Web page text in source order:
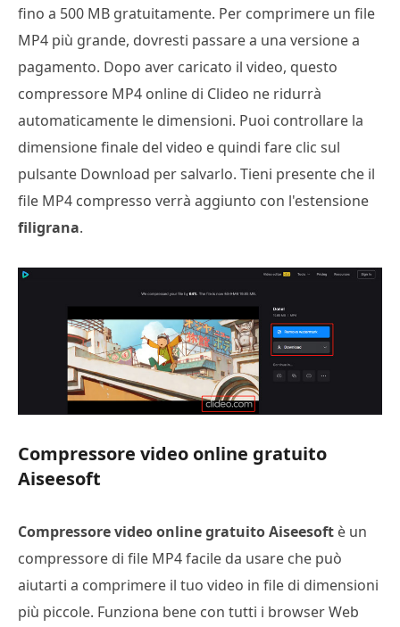
fino a 500 MB gratuitamente. Per comprimere un file
MP4 più grande, dovresti passare a una versione a
pagamento. Dopo aver caricato il video, questo
compressore MP4 online di Clideo ne ridurrà
automaticamente le dimensioni. Puoi controllare la
dimensione finale del video e quindi fare clic sul
pulsante Download per salvarlo. Tieni presente che il
file MP4 compresso verrà aggiunto con l'estensione
filigrana.
Compressore video online gratuito
Aiseesoft
Compressore video online gratuito Aiseesoft è un
compressore di file MP4 facile da usare che può
aiutarti a comprimere il tuo video in file di dimensioni
più piccole. Funziona bene con tutti i browser Web